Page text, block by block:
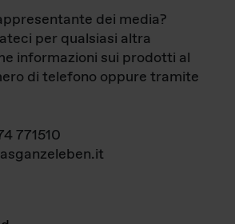
dei media?
per qualsiasi altra
informazioni sui prodotti al
di telefono oppure tramite
771510